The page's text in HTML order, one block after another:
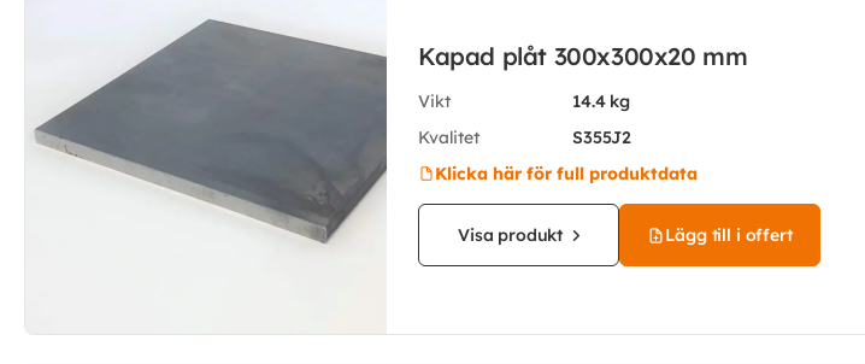
Kapad plåt 300x300x20 mm
Vikt
14.4 kg
Kvalitet
S355J2
Klicka här för full produktdata
Visa produkt Lägg till i offert